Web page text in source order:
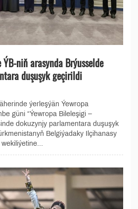
niň arasynda Brýusselde
duşuşyk geçirildi
ýerleşýän Ýewropa
güni “Ýewropa Bileleşigi –
dokuzynjy parlamentara duşuşyk
Belgiýadaky Ilçihanasy